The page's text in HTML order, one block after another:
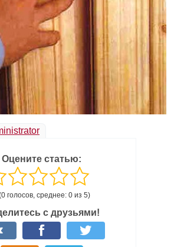
Оцените статью:
голосов, среднее: 0 из 5)
с друзьями!